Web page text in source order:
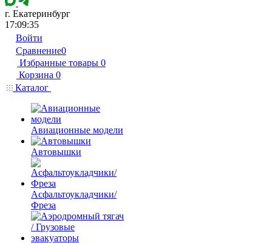
г. Екатеринбург
17:09:35
Войти
Сравнение0
Избранные товары 0
Корзина 0
Каталог
Авиационные модели
Автовышки
Асфальтоукладчики/
Фреза